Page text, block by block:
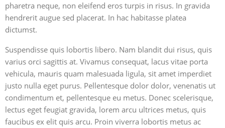
pharetra neque, non eleifend eros turpis in risus. In gravida
hendrerit augue sed placerat. In hac habitasse platea
dictumst.
Suspendisse quis lobortis libero. Nam blandit dui risus, quis
varius orci sagittis at. Vivamus consequat, lacus vitae porta
vehicula, mauris quam malesuada ligula, sit amet imperdiet
justo nulla eget purus. Pellentesque dolor dolor, venenatis ut
condimentum et, pellentesque eu metus. Donec scelerisque,
lectus eget feugiat gravida, lorem arcu ultrices metus, quis
faucibus ex elit quis arcu. Proin viverra lobortis metus ac